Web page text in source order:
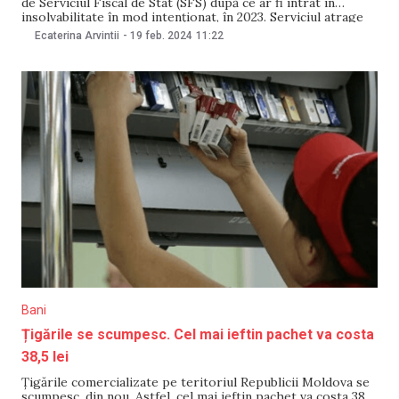
insolvabilitate în mod intenționat, în 2023. Serviciul atrage
atenția că inducerea insolvabilității intenționate se
insolvabilității intenționate
Ecaterina Arvintii - 19 feb. 2024 11:22
Bani
Țigările se scumpesc. Cel mai ieftin pachet va costa
38,5 lei
Țigările comercializate pe teritoriul Republicii Moldova se